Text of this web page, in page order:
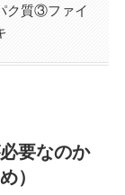
ク質③ファイ
要なのか
）